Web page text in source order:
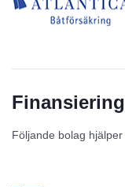
Finansiering
Följande bolag